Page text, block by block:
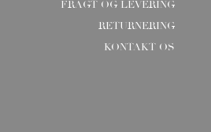
FRAGT OG LEVERING
RETURNERING
KONTAKT OS